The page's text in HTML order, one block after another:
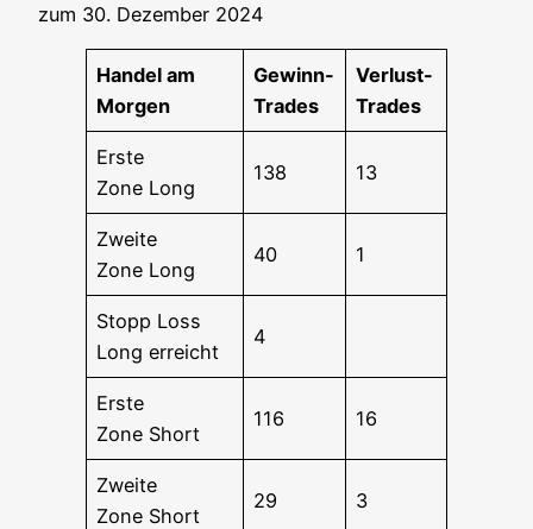
zum 30. Dezem­ber 2024
Han­del am
Morgen
Gewinn-
Trades
Ver­lust-
Trades
Ers­te
Zone Long
138 13
Zwei­te
Zone Long
40 1
Stopp Loss
Long erreicht
4
Ers­te
Zone Short
116 16
Zwei­te
Zone Short
29 3